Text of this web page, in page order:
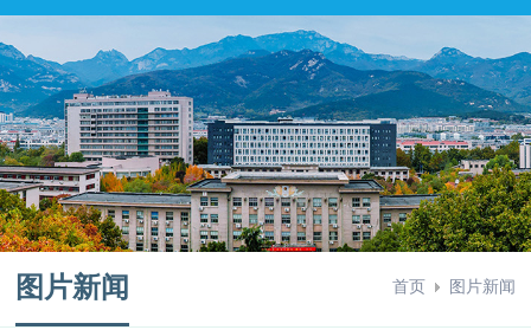
图片新闻 首页 图片新闻